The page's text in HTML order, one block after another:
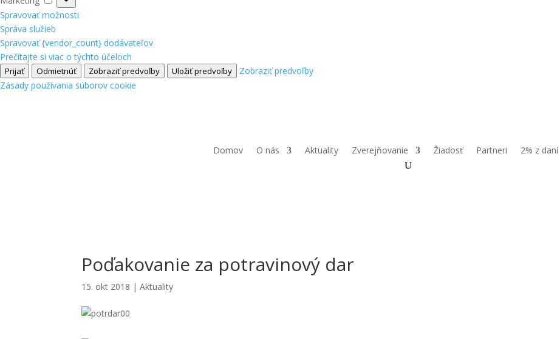
Spravovať možnosti
Správa služieb
Spravovať {vendor_count} dodávateľov
Prečítajte si viac o týchto účeloch
Prijať Odmietnúť Zobraziť predvoľby Uložiť predvoľby
Zobraziť predvoľby
Zásady používania súborov cookie
Domov O nás Aktuality Zverejňovanie Žiadosť Partneri 2% z daní
Poďakovanie za potravinový dar
15. okt 2018 |Aktuality